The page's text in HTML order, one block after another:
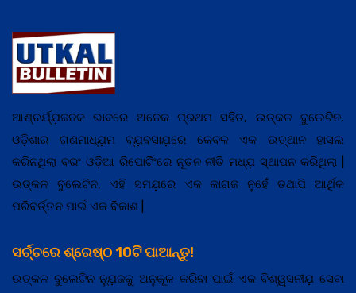
ଆଶ୍ଚର୍ଯ୍ଯ଼ଜନକ ଭାବରେ ଅନେକ ପ୍ରଥମ ସହିତ, ଉତ୍କଳ ବୁଲେଟିନ,
ଓଡ଼ିଶାର ଗଣମାଧ୍ଯ଼ମ ବ୍ଯ଼ବସାଯ଼ରେ କେବଳ ଏକ ଉତ୍ଥାନ ହାସଲ
କରିନଥିଲା ବରଂ ଓଡ଼ିଆ ରିପୋର୍ଟିଂରେ ନୂତନ ନୀତି ମଧ୍ଯ଼ ସ୍ଥାପନ କରିଥିଲା |
ଉତ୍କଳ ବୁଲେଟିନ, ଏହି ସମଯ଼ରେ ଏକ କାଗଜ ନୁହେଁ ତଥାପି ଆର୍ଥିକ
ପରିବର୍ତ୍ତନ ପାଇଁ ଏକ ବିକାଶ |
ସର୍ଚ୍ଚରେ ଶ୍ରେଷ୍ଠ 10ଟି ପାଆନ୍ତୁ!
ଉତ୍କଳ ବୁଲେଟିନ ନ୍ଯ଼ୁଜକୁ ଅନୁକୂଳ କରିବା ପାଇଁ ଏକ ବିଶ୍ୱସନୀଯ଼ ସେବା